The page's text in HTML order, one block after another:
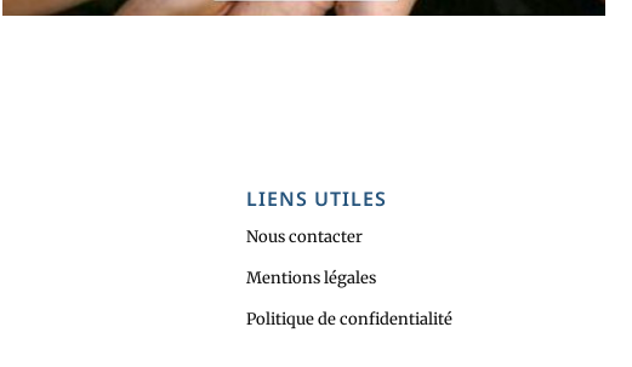
LIENS UTILES
Nous contacter
Mentions légales
Politique de confidentialité